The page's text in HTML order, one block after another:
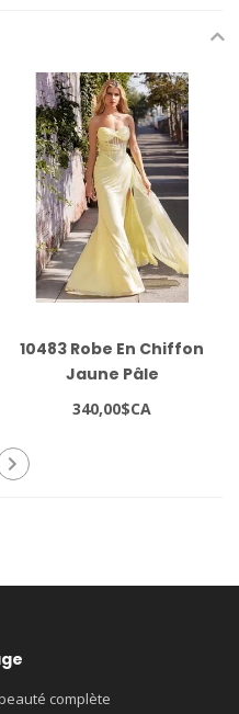
10483 Robe En Chiffon
Jaune Pâle
340,00$CA
complète